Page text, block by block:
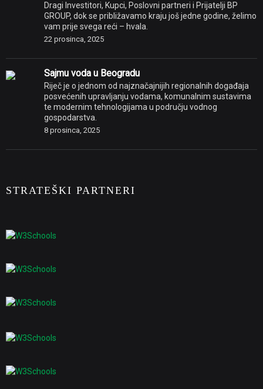
Dragi Investitori, Kupci, Poslovni partneri i Prijatelji BP
GROUP, dok se približavamo kraju još jedne godine, želimo
vam prije svega reći – hvala.
22 prosinca, 2025
Sajmu voda u Beogradu
Riječ je o jednom od najznačajnijih regionalnih događaja
posvećenih upravljanju vodama, komunalnim sustavima
te modernim tehnologijama u području vodnog
gospodarstva.
8 prosinca, 2025
STRATEŠKI PARTNERI